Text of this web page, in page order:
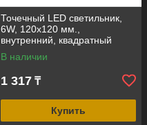
Точечный LED светильник,
6W, 120х120 мм.,
внутренний, квадратный
В наличии
1 317 ₸
Купить